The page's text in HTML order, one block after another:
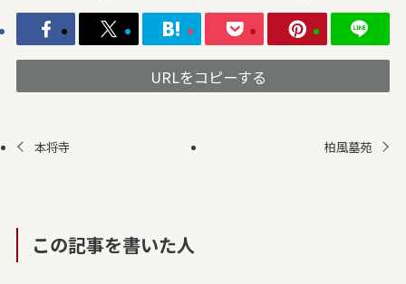
URLをコピーする
本将寺 柏風墓苑
この記事を書いた人